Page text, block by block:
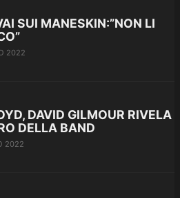
SUI MANESKIN:”NON LI
2022
DAVID GILMOUR RIVELA
DELLA BAND
2022